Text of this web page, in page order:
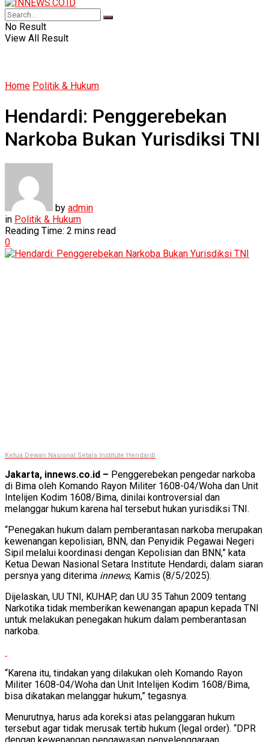
No Result
View All Result
Home Politik & Hukum
Hendardi: Penggerebekan
Narkoba Bukan Yurisdiksi TNI
by admin
in Politik & Hukum
Reading Time: 2 mins read
0
Ketua Dewan Nasional Setara Institute Hendardi
Jakarta, innews.co.id – Penggerebekan pengedar narkoba
di Bima oleh Komando Rayon Militer 1608-04/Woha dan Unit
Intelijen Kodim 1608/Bima, dinilai kontroversial dan
melanggar hukum karena hal tersebut hukan yurisdiksi TNI.
“Penegakan hukum dalam pemberantasan narkoba merupakan
kewenangan kepolisian, BNN, dan Penyidik Pegawai Negeri
Sipil melalui koordinasi dengan Kepolisian dan BNN,” kata
Ketua Dewan Nasional Setara Institute Hendardi, dalam siaran
persnya yang diterima innews, Kamis (8/5/2025).
Dijelaskan, UU TNI, KUHAP, dan UU 35 Tahun 2009 tentang
Narkotika tidak memberikan kewenangan apapun kepada TNI
untuk melakukan penegakan hukum dalam pemberantasan
narkoba.
“Karena itu, tindakan yang dilakukan oleh Komando Rayon
Militer 1608-04/Woha dan Unit Intelijen Kodim 1608/Bima,
bisa dikatakan melanggar hukum,” tegasnya.
Menurutnya, harus ada koreksi atas pelanggaran hukum
tersebut agar tidak merusak tertib hukum (legal order). “DPR